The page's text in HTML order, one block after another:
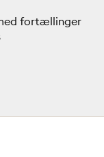
fortællinger